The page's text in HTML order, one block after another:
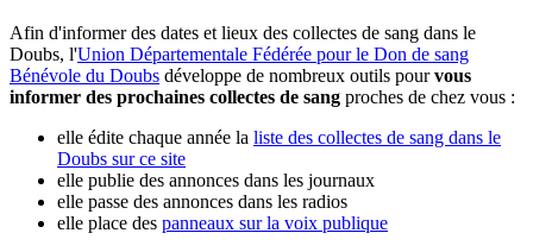
Afin d'informer des dates et lieux des collectes de sang dans le
Doubs, l'Union Départementale Fédérée pour le Don de sang
Bénévole du Doubs développe de nombreux outils pourvous
informer des prochaines collectes de sang proches de chez vous :
elle édite chaque année la liste des collectes de sang dans le
Doubs sur ce site
elle publie des annonces dans les journaux
elle passe des annonces dans les radios
elle place des panneaux sur la voix publique